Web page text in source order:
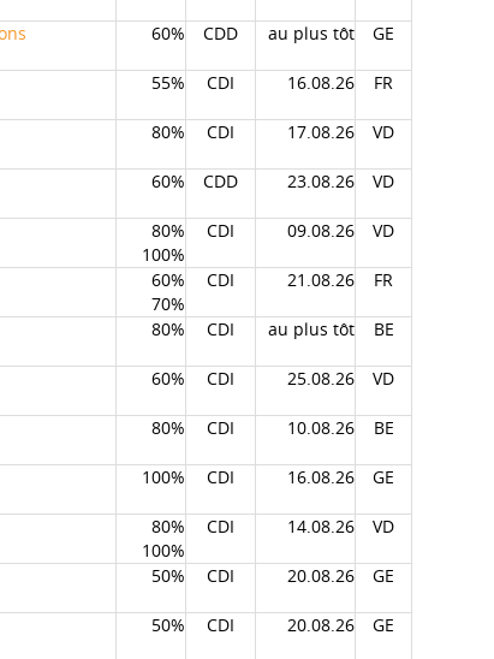
60% CDD au plus tôt GE
55% CDI 16.08.26 FR
80% CDI 17.08.26 VD
60% CDD 23.08.26 VD
80%
100%
CDI 09.08.26 VD
60%
70%
CDI 21.08.26 FR
80% CDI au plus tôt BE
60% CDI 25.08.26 VD
80% CDI 10.08.26 BE
100% CDI 16.08.26 GE
80%
100%
CDI 14.08.26 VD
50% CDI 20.08.26 GE
50% CDI 20.08.26 GE